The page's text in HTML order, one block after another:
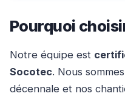
Pourquoi
Notre équipe est
Socotec. Nous
décennale et nos